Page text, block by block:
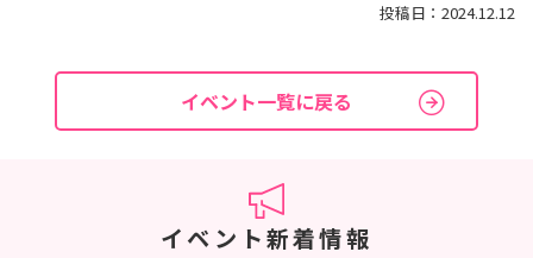
投稿日：2024.12.12
イベント一覧に戻る
イベント新着情報